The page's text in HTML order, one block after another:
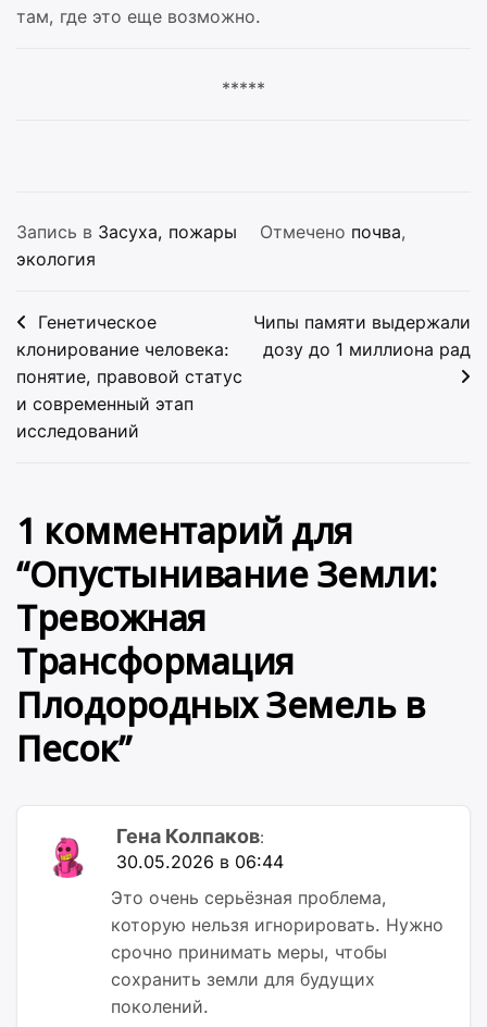
там, где это еще возможно.
*****
Запись в Засуха, пожары Отмечено почва,
экология
Навигация
по
записям
Генетическое
клонирование человека:
понятие, правовой статус
и современный этап
исследований
Чипы памяти выдержали
дозу до 1 миллиона рад
1 комментарий для
“Опустынивание Земли:
Тревожная
Трансформация
Плодородных Земель в
Песок”
Гена Колпаков:
30.05.2026 в 06:44
Это очень серьёзная проблема,
которую нельзя игнорировать. Нужно
срочно принимать меры, чтобы
сохранить земли для будущих
поколений.